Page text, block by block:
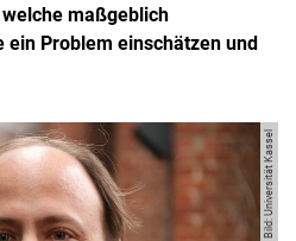
maßgeblich
Problem einschätzen und
Bild: Universität Kassel